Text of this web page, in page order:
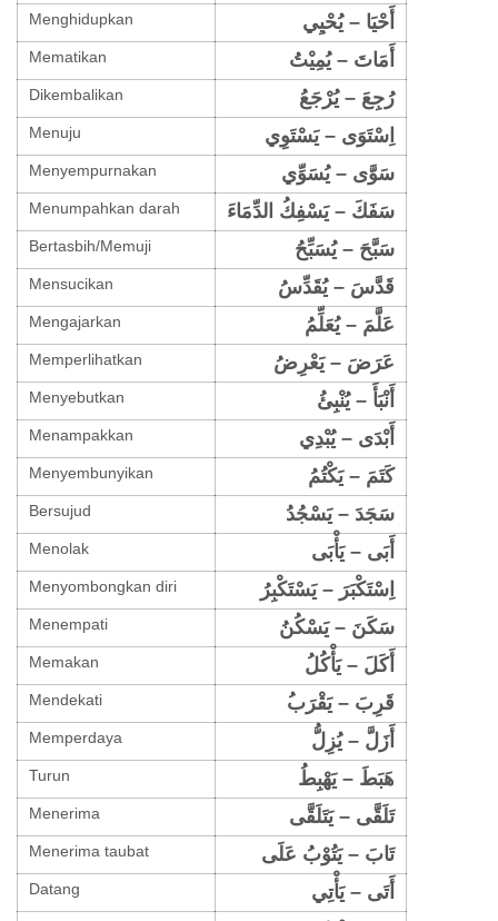
Menghidupkan أَحْيَا – يُحْيِي
Mematikan أَمَاتَ – يُمِيْتُ
Dikembalikan رُجِعَ – يُرْجَعُ
Menuju اِسْتَوَى – يَسْتَوِي
Menyempurnakan سَوَّى – يُسَوِّي
Menumpahkan darah سَفَكَ – يَسْفِكُ الدِّمَاءَ
Bertasbih/Memuji سَبَّحَ – يُسَبِّحُ
Mensucikan قَدَّسَ – يُقَدِّسُ
Mengajarkan عَلَّمَ – يُعَلِّمُ
Memperlihatkan عَرَضَ – يَعْرِضُ
Menyebutkan أَنْبَأَ – يُنْبِئُ
Menampakkan أَبْدَى – يُبْدِي
Menyembunyikan كَتَمَ – يَكْتُمُ
Bersujud سَجَدَ – يَسْجُدُ
Menolak أَبَى – يَأْبَى
Menyombongkan diri اِسْتَكْبَرَ – يَسْتَكْبِرُ
Menempati سَكَنَ – يَسْكُنُ
Memakan أَكَلَ – يَأْكُلُ
Mendekati ُقَرِبَ – يَقْرَب
Memperdaya أَزَلَّ – يُزِلُّ
Turun هَبَطَ – يَهْبِطُ
Menerima تَلَقَّى – يَتَلَقَّى
Menerima taubat تَابَ – يَتُوْبُ عَلَى
Datang أَتَى – يَأْتِي